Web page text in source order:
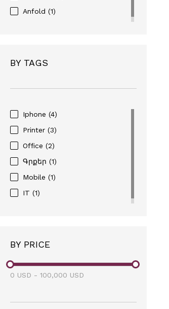
Anfold (1)
BY TAGS
Iphone (4)
Printer (3)
Office (2)
Գրքեր (1)
Mobile (1)
IT (1)
BY PRICE
0 USD - 100,000 USD